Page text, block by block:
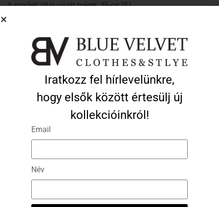
A modell által viselt méret: 36-os (S)
Ezek a termékek is tetszhetnek…
-50%
Iratkozz fel hírlevelünkre,
hogy elsők között értesülj új
kollekcióinkról!
Email
Név